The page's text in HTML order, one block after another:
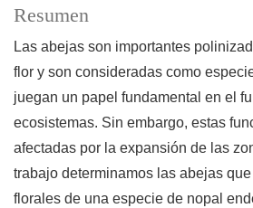
Resumen
Las abejas son importantes
flor y son consideradas como
juegan un papel fundamental en el
ecosistemas. Sin embargo, estas
afectadas por la expansión de las
trabajo determinamos las abejas
florales de una especie de nopal